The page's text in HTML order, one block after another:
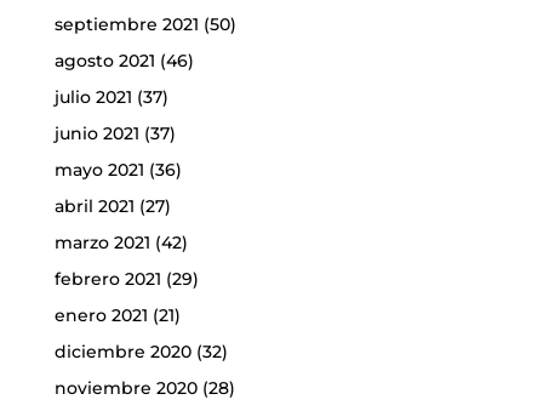
septiembre 2021 (50)
agosto 2021 (46)
julio 2021 (37)
junio 2021 (37)
mayo 2021 (36)
abril 2021 (27)
marzo 2021 (42)
febrero 2021 (29)
enero 2021 (21)
diciembre 2020(32)
noviembre 2020(28)